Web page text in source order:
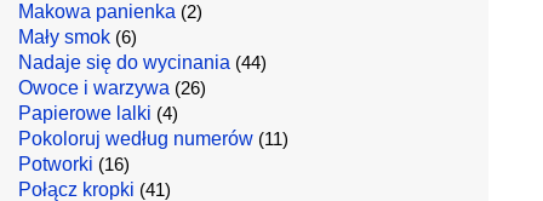
Makowa panienka (2)
Mały smok (6)
Nadaje się do wycinania (44)
Owoce i warzywa (26)
Papierowe lalki (4)
Pokoloruj według numerów (11)
Potworki (16)
Połącz kropki (41)